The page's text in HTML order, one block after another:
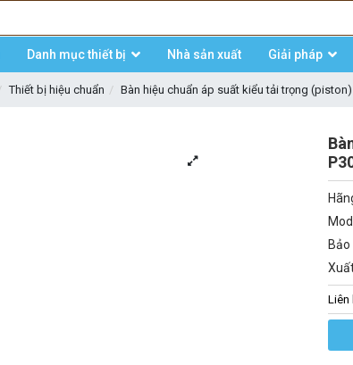
Danh mục thiết bị Nhà sản xuất Giải pháp
Thiết bị hiệu chuẩn Bàn hiệu chuẩn áp suất kiểu tải trọng (piston)
Liên